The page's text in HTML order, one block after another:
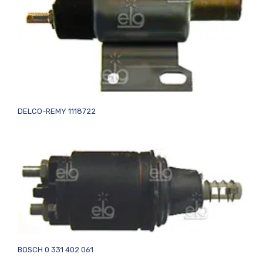
DELCO-REMY 1118722
BOSCH 0 331 402 061